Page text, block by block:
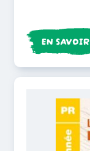
EN